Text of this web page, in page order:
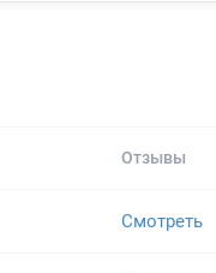
Отзывы
Смотреть